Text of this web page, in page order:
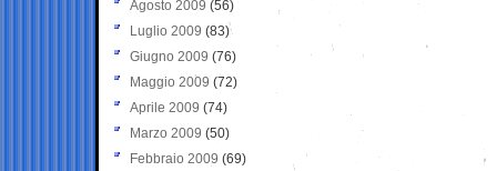
Agosto 2009 (56)
Luglio 2009 (83)
Giugno 2009 (76)
Maggio 2009 (72)
Aprile 2009 (74)
Marzo 2009 (50)
Febbraio 2009 (69)